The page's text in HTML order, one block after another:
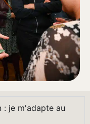
: je m'adapte au